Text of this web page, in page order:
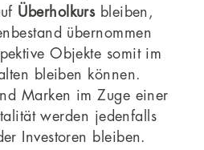
Überholkurs bleiben,
übernommen
Objekte somit im
bleiben können.
Marken im Zuge einer
werden jedenfalls
Investoren bleiben.